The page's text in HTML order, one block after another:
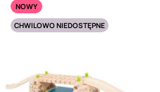
NOWY
CHWILOWO NIEDOSTĘPNE